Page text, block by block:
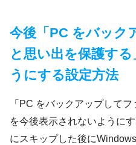
今後「PC をバック
と思い出を保護す
うにする設定方法
「PC をバックアップして
を今後表示されないように
にスキップした後に